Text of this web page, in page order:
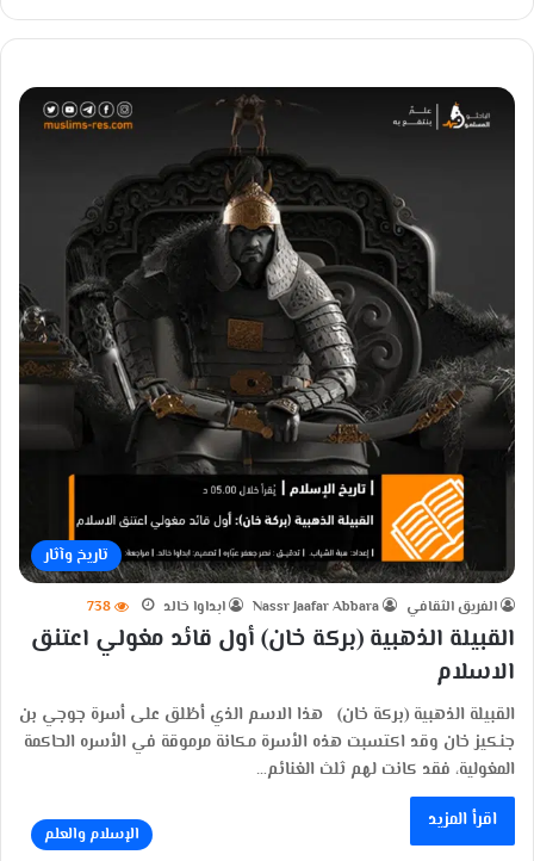
تاريخ وآثار
الفريق الثقافي Nassr Jaafar Abbara ابداوا خالد 738
القبيلة الذهبية (بركة خان) أول قائد مغولي اعتنق
الاسلام
القبيلة الذهبية (بركة خان) هذا الاسم الذي أطُلق على أسرة جوجي بن
جنكيز خان وقد اكتسبت هذه الأسرة مكانة مرموقة في الأسره الحاكمة
المغولية، فقد كانت لهم ثلث الغنائم…
اقرأ المزيد
الإسلام والعلم